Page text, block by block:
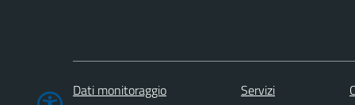
Dati monitoraggio Servizi